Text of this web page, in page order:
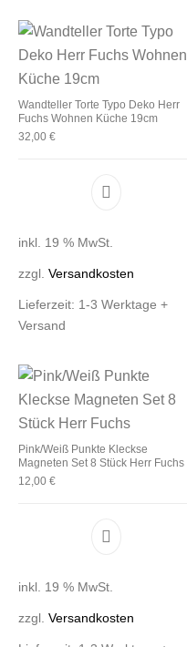
Wandteller Torte Typo Deko Herr
Fuchs Wohnen Küche 19cm
32,00€
inkl. 19 % MwSt.
zzgl.Versandkosten
Lieferzeit: 1-3 Werktage +
Versand
Pink/Weiß Punkte Kleckse
Magneten Set 8 Stück Herr Fuchs
12,00€
inkl. 19 % MwSt.
zzgl.Versandkosten